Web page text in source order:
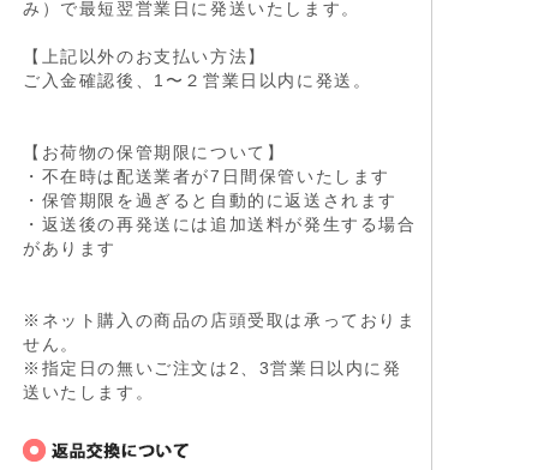
み）で最短翌営業日に発送いたします。
【上記以外のお支払い方法】
ご入金確認後、1〜２営業日以内に発送。
【お荷物の保管期限について】
・不在時は配送業者が7日間保管いたします
・保管期限を過ぎると自動的に返送されます
・返送後の再発送には追加送料が発生する場合
があります
※ネット購入の商品の店頭受取は承っておりま
せん。
※指定日の無いご注文は2、3営業日以内に発
送いたします。